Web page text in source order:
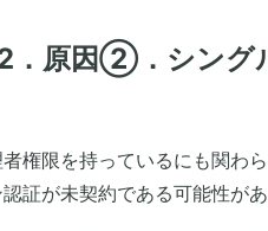
．原因②．シング
権限を持っているにも関わ
認証が未契約である可能性が